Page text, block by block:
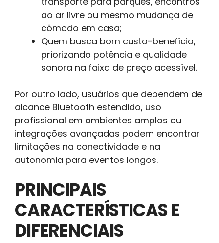
ao ar livre ou mesmo mudança de
cômodo em casa;
Quem busca bom custo-benefício,
priorizando potência e qualidade
sonora na faixa de preço acessível.
Por outro lado, usuários que dependem de
alcance Bluetooth estendido, uso
profissional em ambientes amplos ou
integrações avançadas podem encontrar
limitações na conectividade e na
autonomia para eventos longos.
PRINCIPAIS
CARACTERÍSTICAS E
DIFERENCIAIS